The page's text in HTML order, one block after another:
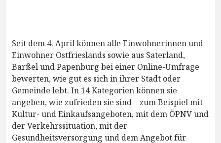
Seit dem 4. April können alle Einwohnerinnen und
Einwohner Ostfrieslands sowie aus Saterland,
Barßel und Papenburg bei einer Online-Umfrage
bewerten, wie gut es sich in ihrer Stadt oder
Gemeinde lebt. In 14 Kategorien können sie
angeben, wie zufrieden sie sind – zum Beispiel mit
Kultur- und Einkaufsangeboten, mit dem ÖPNV und
der Verkehrssituation, mit der
Gesundheitsversorgung und dem Angebot für